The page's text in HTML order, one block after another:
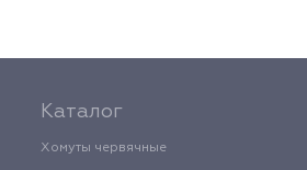
Каталог
Хомуты червячные